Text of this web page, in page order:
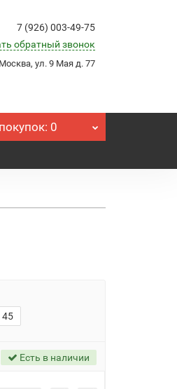
7 (926) 003-49-75
обратный звонок
ул. 9 Мая д. 77
: 0
45
Есть в наличии